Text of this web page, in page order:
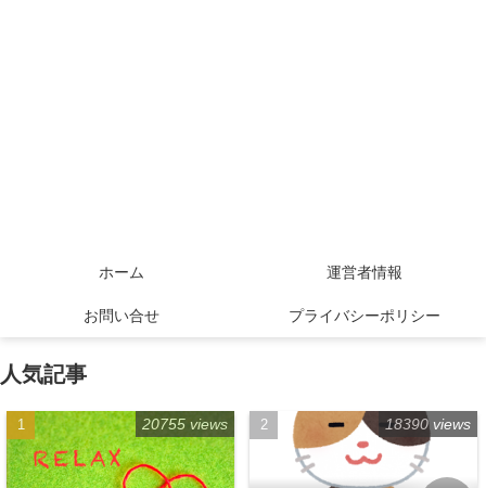
ホーム 運営者情報
お問い合せ プライバシーポリシー
人気記事
20755 views 18390 views